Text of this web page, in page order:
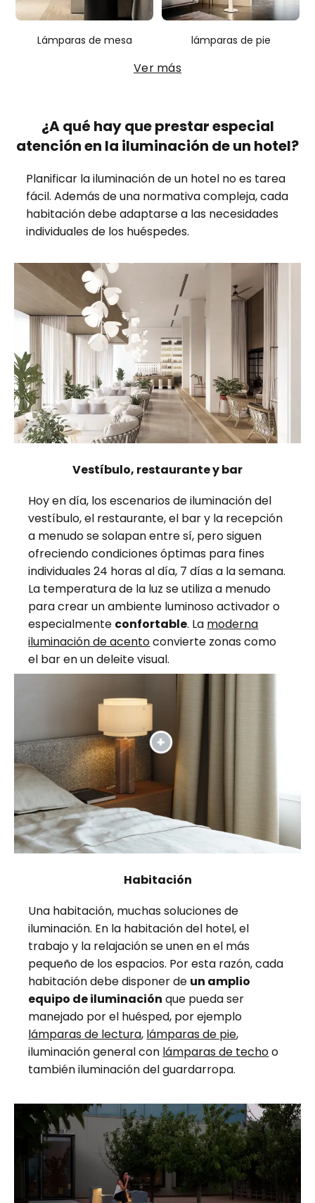
Lámparas de mesa lámparas de pie
Ver más
¿A qué hay que prestar especial
atención en la iluminación de un hotel?
Planificar la iluminación de un hotel no es tarea
fácil. Además de una normativa compleja, cada
habitación debe adaptarse a las necesidades
individuales de los huéspedes.
Vestíbulo, restaurante y bar
Hoy en día, los escenarios de iluminación del
vestíbulo, el restaurante, el bar y la recepción
a menudo se solapan entre sí, pero siguen
ofreciendo condiciones óptimas para fines
individuales 24 horas al día, 7 días a la semana.
La temperatura de la luz se utiliza a menudo
para crear un ambiente luminoso activador o
especialmente confortable. La moderna
iluminación de acentoconvierte zonas como
el bar en un deleite visual.
Habitación
Una habitación, muchas soluciones de
iluminación. En la habitación del hotel, el
trabajo y la relajación se unen en el más
pequeño de los espacios. Por esta razón, cada
habitación debe disponer de un amplio
equipo de iluminación que pueda ser
manejado por el huésped, por ejemplo
lámparas de lectura, lámparas de pie,
iluminación general con lámparas de techoo
también iluminación del guardarropa.